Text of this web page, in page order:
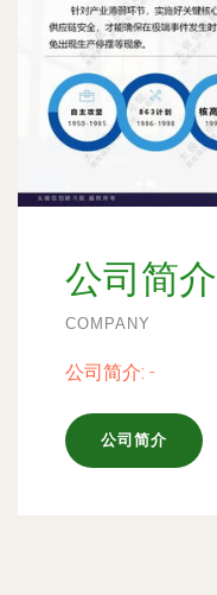
公司简介
COMPANY
公司简介: -
公司简介